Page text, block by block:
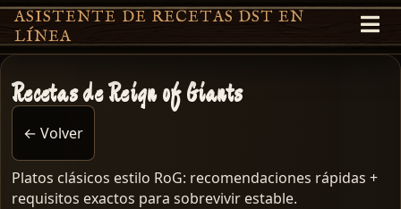
ASISTENTE DE RECETAS DST EN
LÍNEA
Recetas de Reign of Giants
← Volver
Platos clásicos estilo RoG: recomendaciones rápidas +
requisitos exactos para sobrevivir estable.